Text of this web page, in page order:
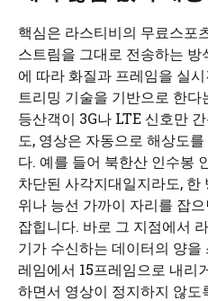
핵심은 라스티비의 무료스포
스트림을 그대로 전송하는
에 따라 화질과 프레임을 실
트리밍 기술을 기반으로 한
등산객이 3G나 LTE 신호만
도, 영상은 자동으로 해상도
다. 예를 들어 북한산 인수봉
차단된 사각지대일지라도, 한
위나 능선 가까이 자리를 잡
잡힙니다. 바로 그 지점에서
기가 수신하는 데이터의 양
레임에서 15프레임으로 내
하면서 영상이 정지하지 않도